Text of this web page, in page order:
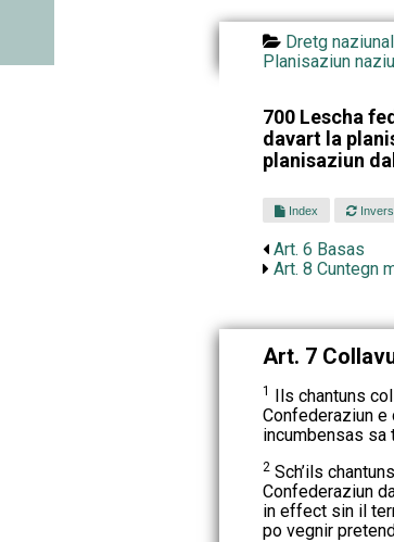
Dretg naziunal
Planisaziun
700 Lescha
davart la
planisaziun
Index
Art. 6 Basas
Art. 8 Cuntegn
Art. 7
1 Ils chantuns
Confederaziun e
incumbensas sa
2Sch’ils
Confederaziun
in effect sin il
po vegnir